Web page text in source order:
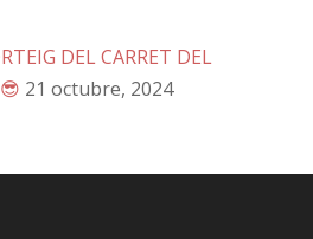
DEL CARRET DEL
21 octubre, 2024